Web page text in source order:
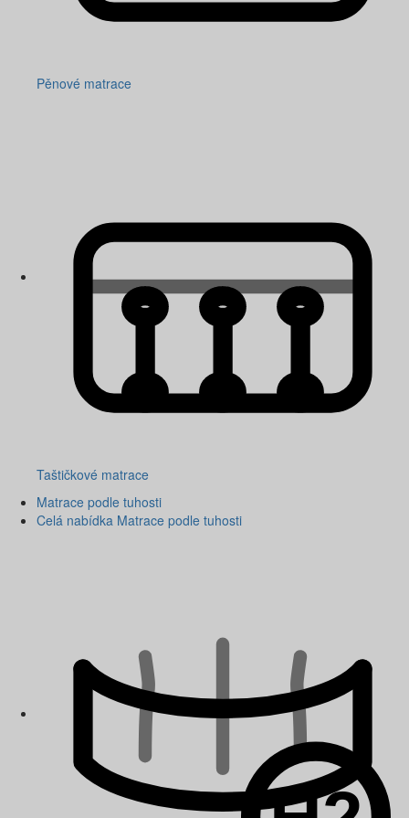
Pěnové matrace
Taštičkové matrace
Matrace podle tuhosti
Celá nabídka Matrace podle tuhosti